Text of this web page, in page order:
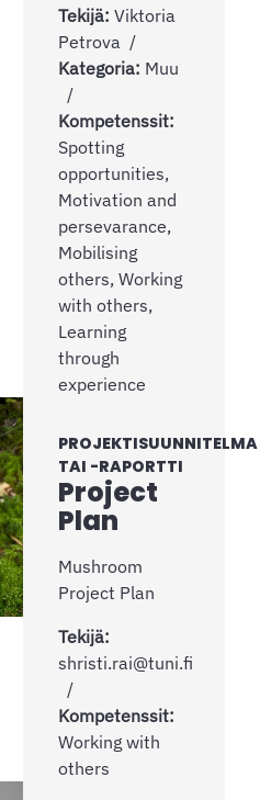
Tekijä: Viktoria
Petrova
Kategoria: Muu
Kompetenssit:
Spotting
opportunities,
Motivation and
persevarance,
Mobilising
others, Working
with others,
Learning
through
experience
PROJEKTISUUNNITELMA
TAI -RAPORTTI
Project
Plan
Mushroom
Project Plan
Tekijä:
shristi.rai@tuni.fi
Kompetenssit:
Working with
others